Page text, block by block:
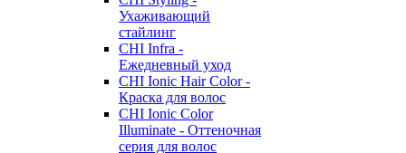
Ухаживающий
стайлинг
CHI Infra -
Ежедневный уход
CHI Ionic Hair Color -
Краска для волос
CHI Ionic Color
Illuminate - Оттеночная
серия для волос